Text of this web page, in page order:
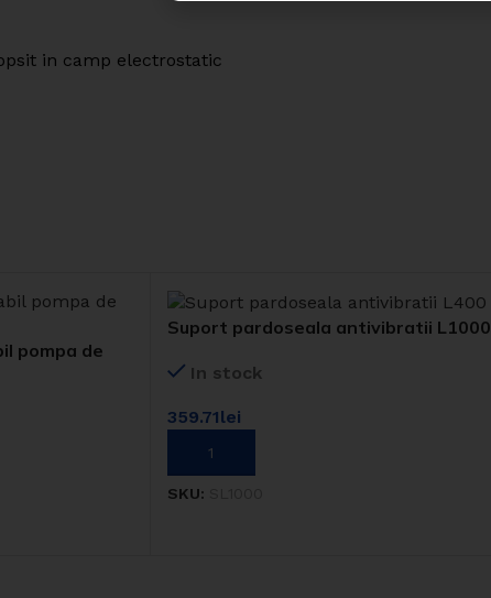
in camp electrostatic
pompa de
Suport pardoseala antivibratii L1000
In stock
359.71lei
ADAUGĂ ÎN COȘ
SKU: